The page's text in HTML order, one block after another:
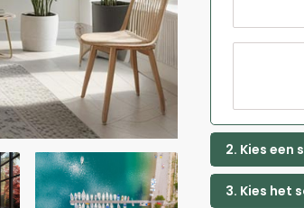
2. Kies een
3. Kies het